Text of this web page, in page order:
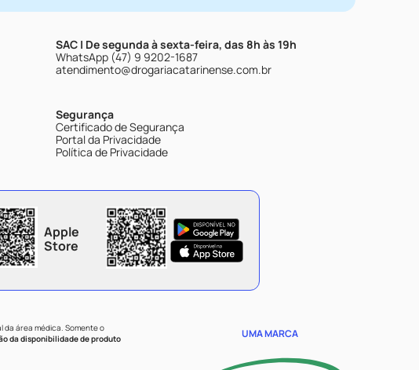
SAC | De segunda à sexta-feira, das 8h às 19h
WhatsApp (47) 9 9202-1687
atendimento@drogariacatarinense.com.br
Segurança
Certificado de Segurança
Portal da Privacidade
Política de Privacidade
Apple
Store
da área médica. Somente o
da disponibilidade de produto
UMA MARCA